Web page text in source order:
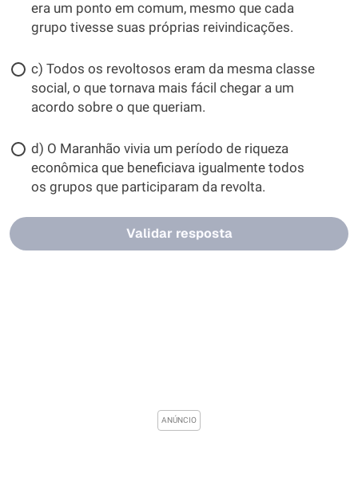
era um ponto em comum, mesmo que cada
grupo tivesse suas próprias reivindicações.
c) Todos os revoltosos eram da mesma classe
social, o que tornava mais fácil chegar a um
acordo sobre o que queriam.
d) O Maranhão vivia um período de riqueza
econômica que beneficiava igualmente todos
os grupos que participaram da revolta.
Validar resposta